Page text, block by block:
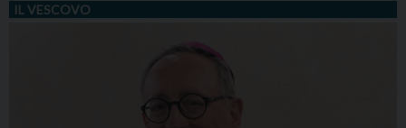
IL VESCOVO